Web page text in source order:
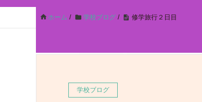
ホーム / 学校ブログ / 修学旅行２日目
学校ブログ